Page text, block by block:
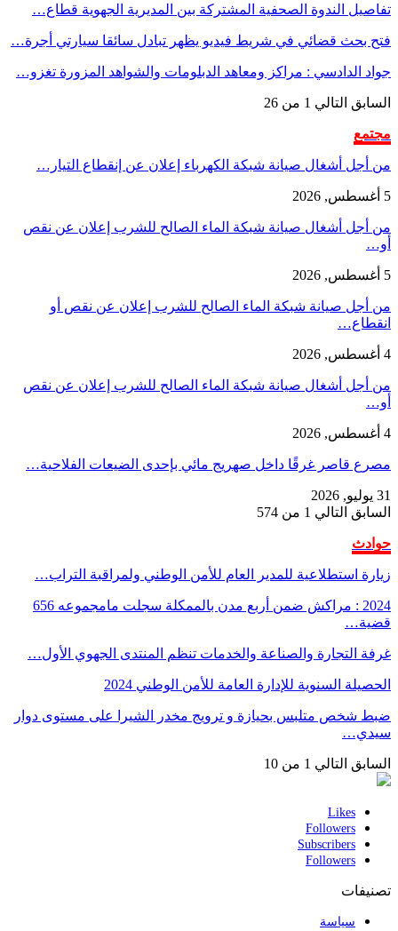
تفاصيل الندوة الصحفية المشتركة بين المديرية الجهوية قطاع…
فتح بحث قضائي في شريط فيديو يظهر تبادل سائقا سيارتي أجرة…
جواد الدادسي : مراكز ومعاهد الدبلومات والشواهد المزورة تغزو…
السابق التالي 1 من 26
مجتمع
من أجل أشغال صيانة شبكة الكهرباء إعلان عن إنقطاع التيار…
5 أغسطس, 2026
من أجل أشغال صيانة شبكة الماء الصالح للشرب إعلان عن نقص
أو…
5 أغسطس, 2026
من أجل صيانة شبكة الماء الصالح للشرب إعلان عن نقص أو
انقطاع…
4 أغسطس, 2026
من أجل أشغال صيانة شبكة الماء الصالح للشرب إعلان عن نقص
أو…
4 أغسطس, 2026
مصرع قاصر غرقًا داخل صهريج مائي بإحدى الضيعات الفلاحية…
31 يوليو, 2026
السابق التالي 1 من 574
حوادث
زيارة استطلاعية للمدير العام للأمن الوطني ولمراقبة التراب…
2024 : مراكش ضمن أربع مدن بالممكلة سجلت مامجموعه 656
قضية…
غرفة التجارة والصناعة والخدمات تنظم المنتدى الجهوي الأول…
الحصيلة السنوية للإدارة العامة للأمن الوطني 2024
ضبط شخص متلبس بحيازة و ترويج مخدر الشيرا على مستوى دوار
سيدي…
السابق التالي 1 من 10
Likes
Followers
Subscribers
Followers
تصنيفات
سياسة